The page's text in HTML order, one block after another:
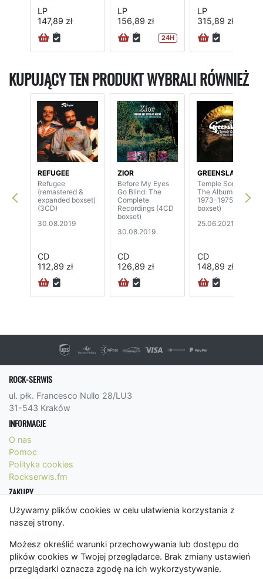
Używamy plików cookies w celu ułatwienia korzystania z
naszej strony.
Możesz określić warunki przechowywania lub dostępu do
plików cookies w Twojej przeglądarce. Brak zmiany ustawień
przeglądarki oznacza zgodę na ich wykorzystywanie.
LP
147,89 zł
LP
156,89 zł
24H
LP
315,89 zł
KUPUJĄCY TEN PRODUKT WYBRALI RÓWNIEŻ
REFUGEE
Refugee
(remastered &
expanded boxset)
(3CD)
30.08.2019
CD
112,89 zł
ZIOR
Before My Eyes
Go Blind: The
Complete
Recordings (4CD
boxset)
30.08.2019
CD
126,89 zł
GREENSLADE
Temple Songs -
The Albums
1973-1975 (4CD
boxset)
25.06.2021
CD
148,89 zł
ROCK-SERWIS
ul. płk. Francesco Nullo 28/LU3
31-543 Kraków
INFORMACJE
O nas
Pomoc
Polityka cookies
Rockserwis.fm
ZAKUPY
Formy płatności
Koszty wysyłki
Regulamin
KONTAKT